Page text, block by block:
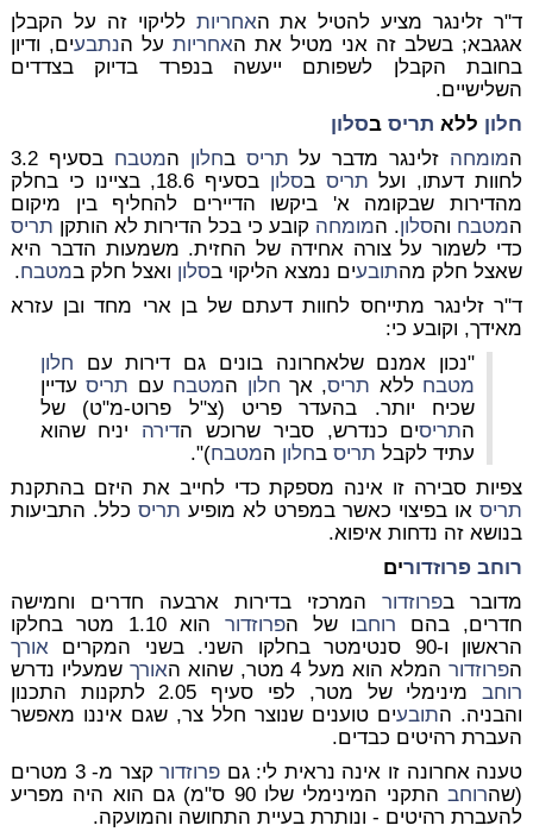
ד"ר זלינגר מציע להטיל את האחריות לליקוי זה על הקבלן
אגגבא; בשלב זה אני מטיל את האחריות על הנתבעים, ודיון
בחובת הקבלן לשפותם ייעשה בנפרד בדיוק בצדדים
השלישיים.
חלון ללא תריסבסלון
המומחה זלינגר מדבר על תריס בחלון המטבח
בסעיף 3.2
לחוות דעתו, ועל תריס בסלון
בסעיף 18.6, בציינו כי בחלק
מהדירות שבקומה א' ביקשו הדיירים להחליף בין מיקום
המטבח והסלון. המומחה קובע כי בכל הדירות לא הותקן תריס
כדי לשמור על צורה אחידה של החזית. משמעות הדבר היא
שאצל חלק מהתובעים נמצא הליקוי בסלון ואצל חלק במטבח.
ד"ר זלינגר מתייחס לחוות דעתם של בן ארי מחד ובן עזרא
מאידך, וקובע כי:
"נכון אמנם שלאחרונה בונים גם דירות עם חלון
מטבח ללא תריס, אך חלון המטבח עם תריסעדיין
שכיח יותר. בהעדר פריט (צ"ל פרוט-מ"ט) של
התריסים כנדרש, סביר שרוכש הדירה יניח שהוא
עתיד לקבל תריסבחלון המטבח)".
צפיות סבירה זו אינה מספקת כדי לחייב את היזם בהתקנת
תריסאו בפיצוי כאשר במפרט לא מופיע תריס כלל. התביעות
בנושא זה נדחות איפוא.
רוחב פרוזדורים
מדובר בפרוזדורהמרכזי בדירות ארבעה חדרים וחמישה
חדרים, בהם רוחבו של הפרוזדור
הוא 1.10 מטר בחלקו
הראשון ו-90 סנטימטר בחלקו השני. בשני המקרים
אורך
הפרוזדורהמלא הוא מעל 4 מטר, שהוא ה אורך שמעליו נדרש
רוחב
מינימלי של מטר, לפי סעיף 2.05 לתקנות התכנון
והבניה. התובעים טוענים שנוצר חלל צר, שגם איננו מאפשר
העברת רהיטים כבדים.
טענה אחרונה זו אינה נראית לי: גם פרוזדור
קצר מ- 3 מטרים
(שהרוחב
התקני המינימלי שלו 90 ס"מ) גם הוא היה מפריע
להעברת רהיטים - ונותרת בעיית התחושה והמועקה.